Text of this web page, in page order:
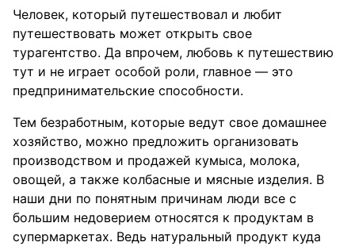
Человек, который путешествовал и любит
путешествовать может открыть свое
турагентство. Да впрочем, любовь к путешествию
тут и не играет особой роли, главное — это
предпринимательские способности.
Тем безработным, которые ведут свое домашнее
хозяйство, можно предложить организовать
производством и продажей кумыса, молока,
овощей, а также колбасные и мясные изделия. В
наши дни по понятным причинам люди все с
большим недоверием относятся к продуктам в
супермаркетах. Ведь натуральный продукт куда